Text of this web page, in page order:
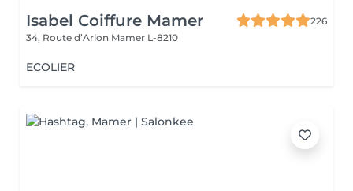
Isabel Coiffure Mamer
226
34, Route d’Arlon Mamer L-8210
ECOLIER